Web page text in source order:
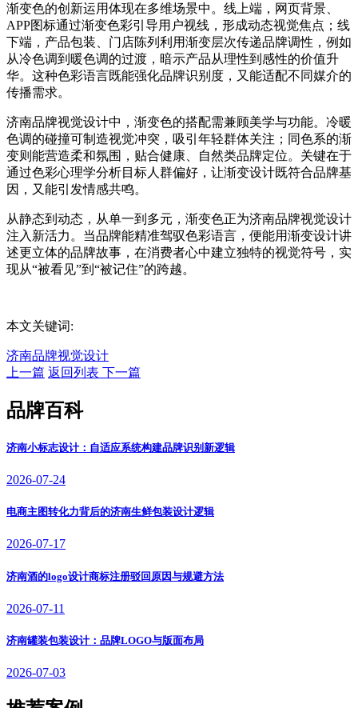
渐变色的创新运用体现在多维场景中。线上端，网页背景、
APP图标通过渐变色彩引导用户视线，形成动态视觉焦点；线
下端，产品包装、门店陈列利用渐变层次传递品牌调性，例如
从冷色调到暖色调的过渡，暗示产品从理性到感性的价值升
华。这种色彩语言既能强化品牌识别度，又能适配不同媒介的
传播需求。
济南品牌视觉设计中，渐变色的搭配需兼顾美学与功能。冷暖
色调的碰撞可制造视觉冲突，吸引年轻群体关注；同色系的渐
变则能营造柔和氛围，贴合健康、自然类品牌定位。关键在于
通过色彩心理学分析目标人群偏好，让渐变设计既符合品牌基
因，又能引发情感共鸣。
从静态到动态，从单一到多元，渐变色正为济南品牌视觉设计
注入新活力。当品牌能精准驾驭色彩语言，便能用渐变设计讲
述更立体的品牌故事，在消费者心中建立独特的视觉符号，实
现从“被看见”到“被记住”的跨越。
本文关键词:
济南品牌视觉设计
上一篇 返回列表 下一篇
品牌百科
济南小标志设计：自适应系统构建品牌识别新逻辑
2026-07-24
电商主图转化力背后的济南生鲜包装设计逻辑
2026-07-17
济南酒的logo设计商标注册驳回原因与规避方法
2026-07-11
济南罐装包装设计：品牌LOGO与版面布局
2026-07-03